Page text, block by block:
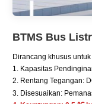
BTMS Bus
Dirancang khusus
1. Kapasitas
2. Rentang Tegangan:
3. Disesuaikan: